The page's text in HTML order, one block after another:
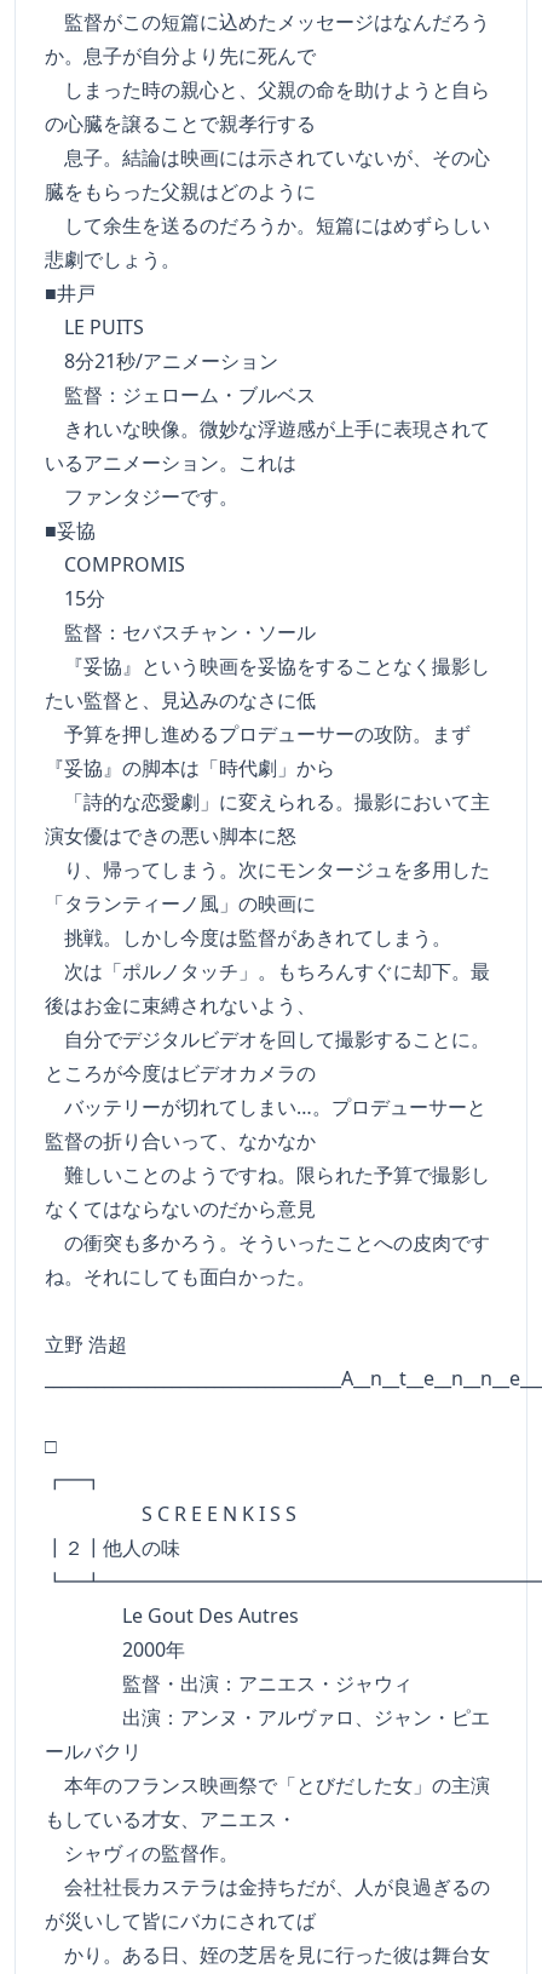
監督がこの短篇に込めたメッセージはなんだろう
か。息子が自分より先に死んで
しまった時の親心と、父親の命を助けようと自ら
の心臓を譲ることで親孝行する
息子。結論は映画には示されていないが、その心
臓をもらった父親はどのように
して余生を送るのだろうか。短篇にはめずらしい
悲劇でしょう。
■井戸
LE PUITS
8分21秒/アニメーション
監督：ジェローム・ブルベス
きれいな映像。微妙な浮遊感が上手に表現されて
いるアニメーション。これは
ファンタジーです。
■妥協
COMPROMIS
15分
監督：セバスチャン・ソール
『妥協』という映画を妥協をすることなく撮影し
たい監督と、見込みのなさに低
予算を押し進めるプロデューサーの攻防。まず
『妥協』の脚本は「時代劇」から
「詩的な恋愛劇」に変えられる。撮影において主
演女優はできの悪い脚本に怒
り、帰ってしまう。次にモンタージュを多用した
「タランティーノ風」の映画に
挑戦。しかし今度は監督があきれてしまう。
次は「ポルノタッチ」。もちろんすぐに却下。最
後はお金に束縛されないよう、
自分でデジタルビデオを回して撮影することに。
ところが今度はビデオカメラの
バッテリーが切れてしまい…。プロデューサーと
監督の折り合いって、なかなか
難しいことのようですね。限られた予算で撮影し
なくてはならないのだから意見
の衝突も多かろう。そういったことへの皮肉です
ね。それにしても面白かった。
立野 浩超
□
┏━┓
S C R E E N K I S S
┃２┃他人の味
Le Gout Des Autres
2000年
監督・出演：アニエス・ジャウィ
出演：アンヌ・アルヴァロ、ジャン・ピエ
ールバクリ
本年のフランス映画祭で「とびだした女」の主演
もしている才女、アニエス・
シャヴィの監督作。
会社社長カステラは金持ちだが、人が良過ぎるの
が災いして皆にバカにされてば
かり。ある日、姪の芝居を見に行った彼は舞台女